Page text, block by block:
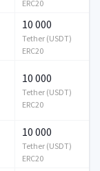
ERC20
10 000
Tether (USDT)
ERC20
10 000
Tether (USDT)
ERC20
10 000
Tether (USDT)
ERC20